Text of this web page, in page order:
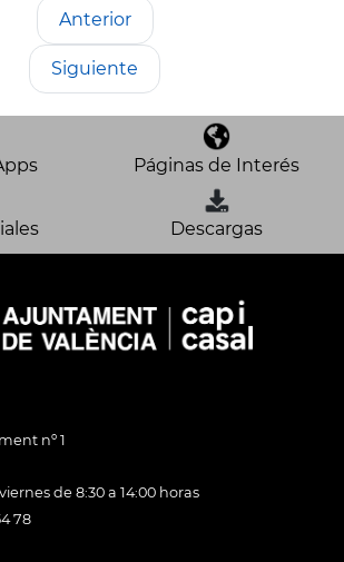
Anterior
Siguiente
Páginas de Interés
Descargas
nº 1
de 8:30 a 14:00 horas
78